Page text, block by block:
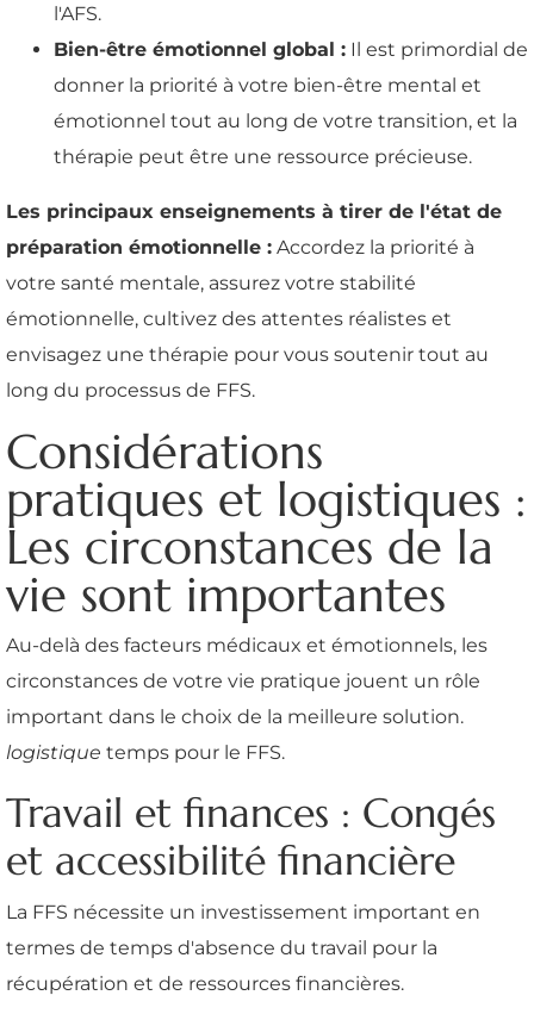
l'AFS.
Bien-être émotionnel global : Il est primordial de
donner la priorité à votre bien-être mental et
émotionnel tout au long de votre transition, et la
thérapie peut être une ressource précieuse.
Les principaux enseignements à tirer de l'état de
préparation émotionnelle : Accordez la priorité à
votre santé mentale, assurez votre stabilité
émotionnelle, cultivez des attentes réalistes et
envisagez une thérapie pour vous soutenir tout au
long du processus de FFS.
Considérations
pratiques et logistiques :
Les circonstances de la
vie sont importantes
Au-delà des facteurs médicaux et émotionnels, les
circonstances de votre vie pratique jouent un rôle
important dans le choix de la meilleure solution.
logistique temps pour le FFS.
Travail et finances : Congés
et accessibilité financière
La FFS nécessite un investissement important en
termes de temps d'absence du travail pour la
récupération et de ressources financières.